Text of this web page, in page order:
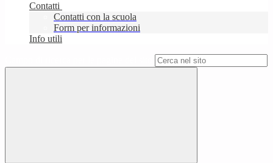
Contatti
Contatti con la scuola
Form per informazioni
Info utili